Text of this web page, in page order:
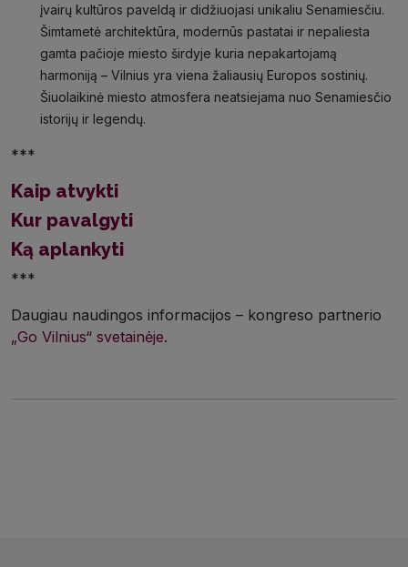
įvairų kultūros paveldą ir didžiuojasi unikaliu Senamiesčiu.
Šimtametė architektūra, modernūs pastatai ir nepaliesta
gamta pačioje miesto širdyje kuria nepakartojamą
harmoniją – Vilnius yra viena žaliausių Europos sostinių.
Šiuolaikinė miesto atmosfera neatsiejama nuo Senamiesčio
istorijų ir legendų.
***
Kaip atvykti
Kur pavalgyti
Ką aplankyti
***
Daugiau naudingos informacijos – kongreso partnerio
„Go Vilnius“ svetainėje.